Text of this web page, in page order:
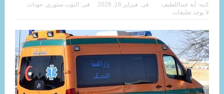
كتبه: آية عبداللطيف فى: فبراير 16, 2026 فى: التوب ستوري حوداث
لا يوجد تعليقات